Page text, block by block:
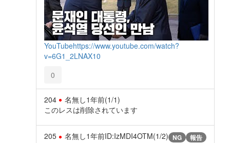
YouTubehttps://www.youtube.com/watch?
v=6G1_2LNAX10
0
204 名無し1年前(1/1)
このレスは削除されています
205 名無し1年前ID:IzMDI4OTM(1/2) NG 報告